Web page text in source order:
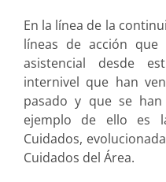
En la línea de la
líneas de acción que
asistencial desde
internivel que han
pasado y que se
ejemplo de ello es
Cuidados,
Cuidados del Área.